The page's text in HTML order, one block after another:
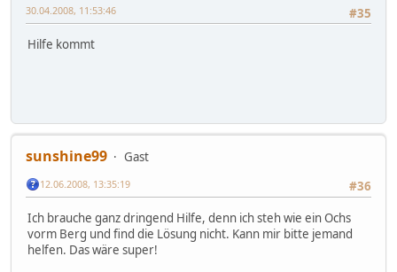
#35
30.04.2008, 11:53:46
Hilfe kommt
sunshine99
Gast
#36
12.06.2008, 13:35:19
Ich brauche ganz dringend Hilfe, denn ich steh wie ein Ochs
vorm Berg und find die Lösung nicht. Kann mir bitte jemand
helfen. Das wäre super!